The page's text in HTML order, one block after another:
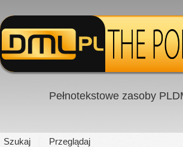
Pełnotekstowe zasoby
Szukaj Przeglądaj